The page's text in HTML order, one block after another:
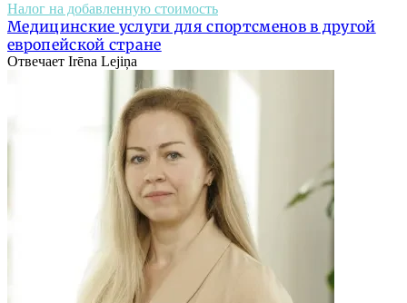
Налог на добавленную стоимость
Медицинские услуги для спортсменов в другой
европейской стране
Отвечает Irēna Lejiņa